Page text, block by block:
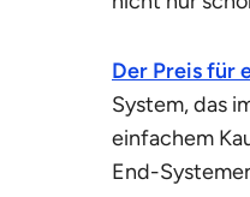
Der Preis für
System, das
einfachem
End-